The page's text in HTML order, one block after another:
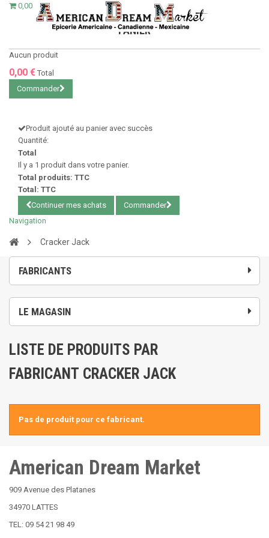
0,00 €
PANIER
Aucun produit
0,00 € Total
Commander
Produit ajouté au panier avec succès
Quantité:
Total
Il y a 1 produit dans votre panier.
Total produits: TTC
Total: TTC
Continuer mes achats
Commander
Navigation
Cracker Jack
FABRICANTS
LE MAGASIN
LISTE DE PRODUITS PAR
FABRICANT CRACKER JACK
Pas de produit pour ce fabricant.
American Dream Market
909 Avenue des Platanes
34970 LATTES
TEL: 09 54 21 98 49